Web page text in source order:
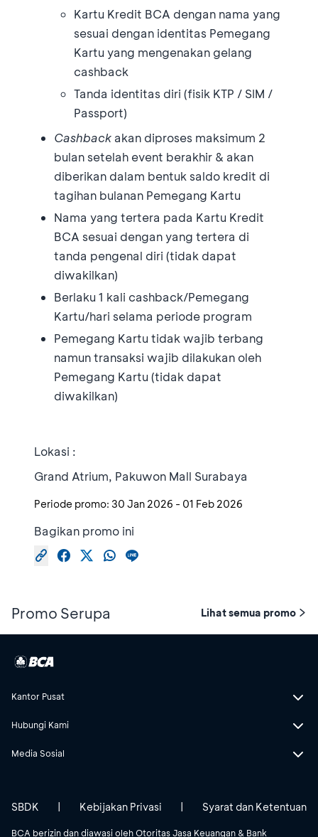
Kartu Kredit BCA dengan nama yang
sesuai dengan identitas Pemegang
Kartu yang mengenakan gelang
cashback
Tanda identitas diri (fisik KTP / SIM /
Passport)
Cashback akan diproses maksimum 2
bulan setelah event berakhir & akan
diberikan dalam bentuk saldo kredit di
tagihan bulanan Pemegang Kartu
Nama yang tertera pada Kartu Kredit
BCA sesuai dengan yang tertera di
tanda pengenal diri (tidak dapat
diwakilkan)
Berlaku 1 kali cashback/Pemegang
Kartu/hari selama periode program
Pemegang Kartu tidak wajib terbang
namun transaksi wajib dilakukan oleh
Pemegang Kartu (tidak dapat
diwakilkan)
Lokasi :
Grand Atrium, Pakuwon Mall Surabaya
Periode promo: 30 Jan 2026 - 01 Feb 2026
Bagikan promo ini
Promo Serupa Lihat semua promo
Kantor Pusat
Hubungi Kami
Media Sosial
BCA berizin dan diawasi oleh Otoritas Jasa Keuangan & Bank
SBDK | Kebijakan Privasi | Syarat dan Ketentuan